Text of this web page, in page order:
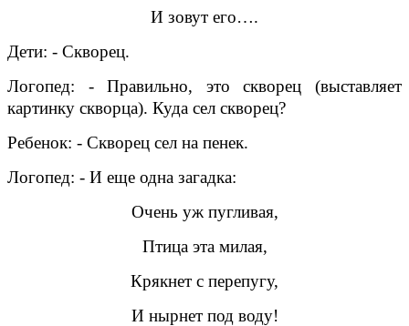
И зовут его….
Дети: - Скворец.
Логопед: - Правильно, это скворец (выставляет
картинку скворца). Куда сел скворец?
Ребенок: - Скворец сел на пенек.
Логопед: - И еще одна загадка:
Очень уж пугливая,
Птица эта милая,
Крякнет с перепугу,
И нырнет под воду!